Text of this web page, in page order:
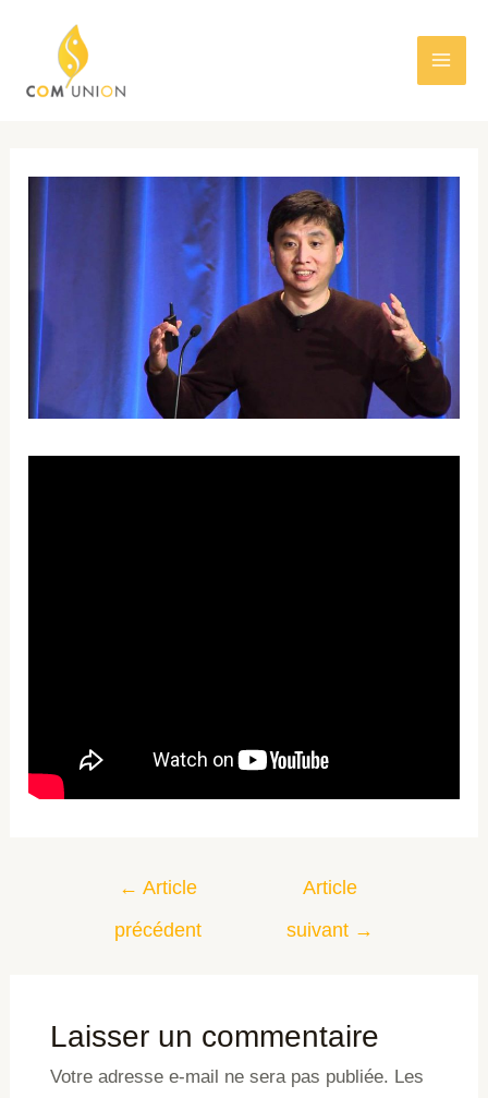
← Article
précédent
Article
suivant →
Laisser un commentaire
Votre adresse e-mail ne sera pas publiée. Les